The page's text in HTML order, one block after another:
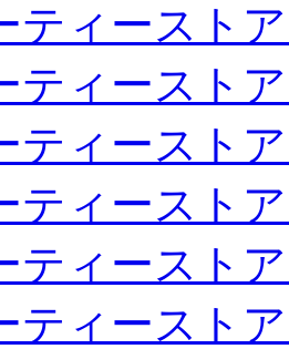
ティースト
ティースト
ティースト
ティースト
ティースト
ティースト